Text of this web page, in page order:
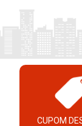
CUPOM